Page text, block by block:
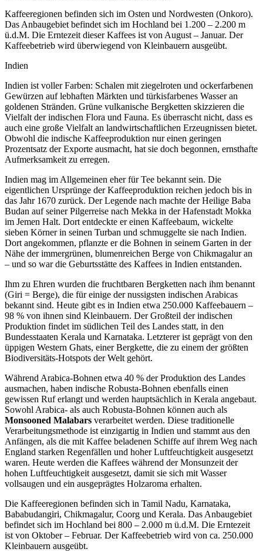
Kaffeeregionen befinden sich im Osten und Nordwesten (Onkoro).
Das Anbaugebiet befindet sich im Hochland bei 1.200 – 2.200 m
ü.d.M. Die Erntezeit dieser Kaffees ist von August – Januar. Der
Kaffeebetrieb wird überwiegend von Kleinbauern ausgeübt.
Indien
Indien ist voller Farben: Schalen mit ziegelroten und ockerfarbenen
Gewürzen auf lebhaften Märkten und türkisfarbenes Wasser an
goldenen Stränden. Grüne vulkanische Bergketten skizzieren die
Vielfalt der indischen Flora und Fauna. Es überrascht nicht, dass es
auch eine große Vielfalt an landwirtschaftlichen Erzeugnissen bietet.
Obwohl die indische Kaffeeproduktion nur einen geringen
Prozentsatz der Exporte ausmacht, hat sie doch begonnen, ernsthafte
Aufmerksamkeit zu erregen.
Indien mag im Allgemeinen eher für Tee bekannt sein. Die
eigentlichen Ursprünge der Kaffeeproduktion reichen jedoch bis in
das Jahr 1670 zurück. Der Legende nach machte der Heilige Baba
Budan auf seiner Pilgerreise nach Mekka in der Hafenstadt Mokka
im Jemen Halt. Dort entdeckte er einen Kaffeebaum, wickelte
sieben Körner in seinen Turban und schmuggelte sie nach Indien.
Dort angekommen, pflanzte er die Bohnen in seinem Garten in der
Nähe der immergrünen, blumenreichen Berge von Chikmagalur an
– und so war die Geburtsstätte des Kaffees in Indien entstanden.
Ihm zu Ehren wurden die fruchtbaren Bergketten nach ihm benannt
(Giri = Berge), die für einige der nussigsten indischen Arabicas
bekannt sind. Heute gibt es in Indien etwa 250.000 Kaffeebauern –
98 % von ihnen sind Kleinbauern. Der Großteil der indischen
Produktion findet im südlichen Teil des Landes statt, in den
Bundesstaaten Kerala und Karnataka. Letzterer ist geprägt von den
üppigen Western Ghats, einer Bergkette, die zu einem der größten
Biodiversitäts-Hotspots der Welt gehört.
Während Arabica-Bohnen etwa 40 % der Produktion des Landes
ausmachen, haben indische Robusta-Bohnen ebenfalls einen
gewissen Ruf erlangt und werden hauptsächlich in Kerala angebaut.
Sowohl Arabica- als auch Robusta-Bohnen können auch als
Monsooned Malabars verarbeitet werden. Diese traditionelle
Verarbeitungsmethode ist einzigartig in Indien und stammt aus den
Anfängen, als die mit Kaffee beladenen Schiffe auf ihrem Weg nach
England starken Regenfällen und hoher Luftfeuchtigkeit ausgesetzt
waren. Heute werden die Kaffees während der Monsunzeit der
hohen Luftfeuchtigkeit ausgesetzt, damit sie sich mit Wasser
vollsaugen und ein ausgeprägtes Holzaroma erhalten.
Die Kaffeeregionen befinden sich in Tamil Nadu, Karnataka,
Bababudangiri, Chikmagalur, Coorg und Kerala. Das Anbaugebiet
befindet sich im Hochland bei 800 – 2.000 m ü.d.M. Die Erntezeit
ist von Oktober – Februar. Der Kaffeebetrieb wird von ca. 250.000
Kleinbauern ausgeübt.